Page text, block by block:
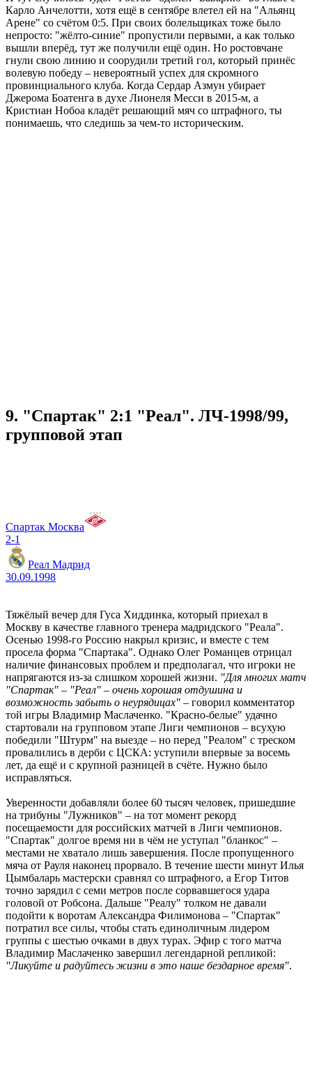
Карло Анчелотти, хотя ещё в сентябре влетел ей на "Альянц
Арене" со счётом 0:5. При своих болельщиках тоже было
непросто: "жёлто-синие" пропустили первыми, а как только
вышли вперёд, тут же получили ещё один. Но ростовчане
гнули свою линию и соорудили третий гол, который принёс
волевую победу – невероятный успех для скромного
провинциального клуба. Когда Сердар Азмун убирает
Джерома Боатенга в духе Лионеля Месси в 2015-м, а
Кристиан Нобоа кладёт решающий мяч со штрафного, ты
понимаешь, что следишь за чем-то историческим.
9. "Спартак" 2:1 "Реал". ЛЧ-1998/99,
групповой этап
Спартак Москва
2-1
Реал Мадрид
30.09.1998
Тяжёлый вечер для Гуса Хиддинка, который приехал в
Москву в качестве главного тренера мадридского "Реала".
Осенью 1998-го Россию накрыл кризис, и вместе с тем
просела форма "Спартака". Однако Олег Романцев отрицал
наличие финансовых проблем и предполагал, что игроки не
напрягаются из-за слишком хорошей жизни. "Для многих матч
"Спартак" – "Реал" – очень хорошая отдушина и
возможность забыть о неурядицах" – говорил комментатор
той игры Владимир Маслаченко. "Красно-белые" удачно
стартовали на групповом этапе Лиги чемпионов – всухую
победили "Штурм" на выезде – но перед "Реалом" с треском
провалились в дерби с ЦСКА: уступили впервые за восемь
лет, да ещё и с крупной разницей в счёте. Нужно было
исправляться.
Уверенности добавляли более 60 тысяч человек, пришедшие
на трибуны "Лужников" – на тот момент рекорд
посещаемости для российских матчей в Лиги чемпионов.
"Спартак" долгое время ни в чём не уступал "бланкос" –
местами не хватало лишь завершения. После пропущенного
мяча от Рауля наконец прорвало. В течение шести минут Илья
Цымбаларь мастерски сравнял со штрафного, а Егор Титов
точно зарядил с семи метров после сорвавшегося удара
головой от Робсона. Дальше "Реалу" толком не давали
подойти к воротам Александра Филимонова – "Спартак"
потратил все силы, чтобы стать единоличным лидером
группы с шестью очками в двух турах. Эфир с того матча
Владимир Маслаченко завершил легендарной репликой:
"Ликуйте и радуйтесь жизни в это наше бездарное время".